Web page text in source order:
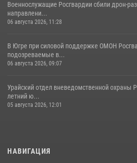
Военнослужащие Росгвардии сбили дрон-
направлени...
06 августа 2026, 11:28
В Югре при силовой поддержке ОМОН
подозреваемые в...
06 августа 2026, 09:07
Урайский отдел вневедомственной охраны
летний ю...
05 августа 2026, 12:01
НАВИГАЦИЯ